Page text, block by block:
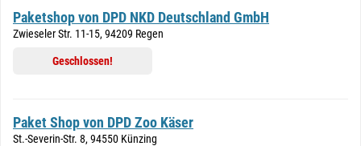
Paketshop von DPD NKD Deutschland GmbH
Zwieseler Str. 11-15, 94209 Regen
Geschlossen!
Paket Shop von DPD Zoo Käser
St.-Severin-Str. 8, 94550 Künzing